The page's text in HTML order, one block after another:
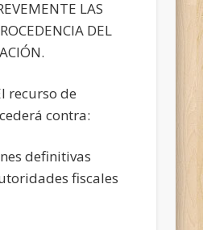
LAS
DEL
recurso de
contra:
definitivas
fiscales